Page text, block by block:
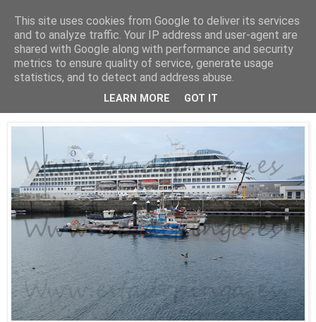
Está de pinga
16/8/16
This site uses cookies from Google to deliver its services
and to analyze traffic. Your IP address and user-agent are
shared with Google along with performance and security
metrics to ensure quality of service, generate usage
statistics, and to detect and address abuse.
LEARN MORE GOT IT